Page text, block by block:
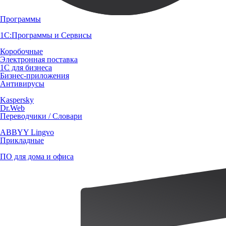
Программы
1С:Программы и Сервисы
Коробочные
Электронная поставка
1С для бизнеса
Бизнес-приложения
Антивирусы
Kaspersky
Dr.Web
Переводчики / Словари
ABBYY Lingvo
Прикладные
ПО для дома и офиса